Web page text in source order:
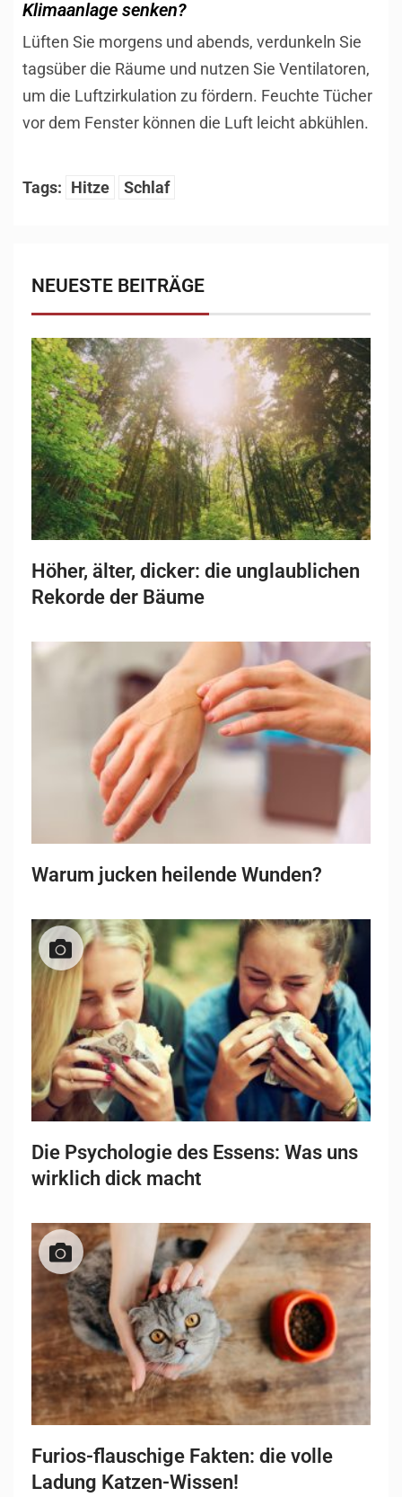
Klimaanlage senken?
Lüften Sie morgens und abends, verdunkeln Sie
tagsüber die Räume und nutzen Sie Ventilatoren,
um die Luftzirkulation zu fördern. Feuchte Tücher
vor dem Fenster können die Luft leicht abkühlen.
Tags: Hitze Schlaf
NEUESTE BEITRÄGE
Höher, älter, dicker: die unglaublichen
Rekorde der Bäume
Warum jucken heilende Wunden?
Die Psychologie des Essens: Was uns
wirklich dick macht
Furios-flauschige Fakten: die volle
Ladung Katzen-Wissen!